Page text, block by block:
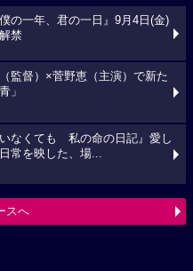
の一年、君の一日』9月4日(金)
禁
監督）×菅野恵（主演）で新た
」
いなくても 私の命の日記』愛し
常を映した、場...
スへ